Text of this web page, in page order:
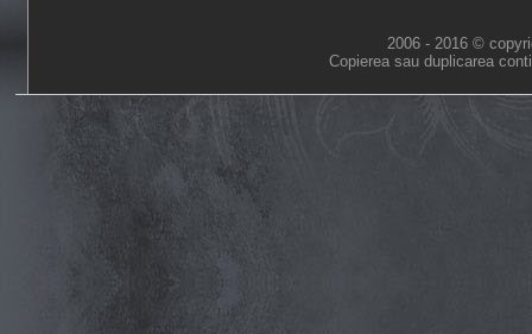
2006 - 2016 ©
Copierea sau duplicarea